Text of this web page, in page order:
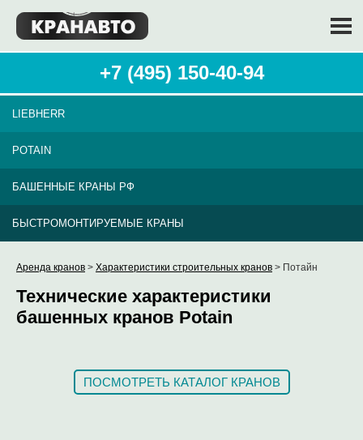
+7 (495) 150-40-94
LIEBHERR
POTAIN
БАШЕННЫЕ КРАНЫ РФ
БЫСТРОМОНТИРУЕМЫЕ КРАНЫ
Аренда кранов > Характеристики строительных кранов > Потайн
Технические характеристики
башенных кранов Potain
ПОСМОТРЕТЬ КАТАЛОГ КРАНОВ